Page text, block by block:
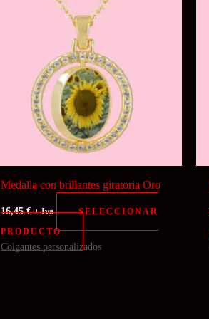
Medalla con brillantes giratoria Oro
16,45€ + Iva
SELECCIONAR
PRODUCTO
Colgantes personalizados